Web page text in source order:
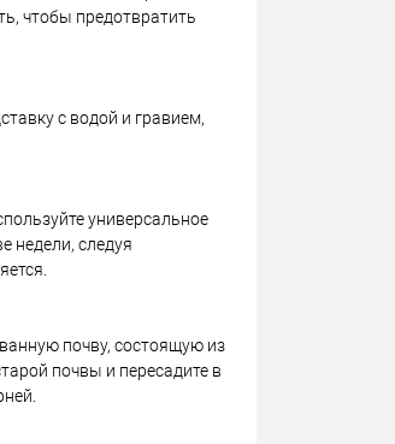
чтобы предотвратить
с водой и гравием,
универсальное
недели, следуя
почву, состоящую из
почвы и пересадите в